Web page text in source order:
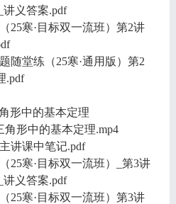
讲义答案.pdf
寒·目标双一流班）第2讲
堂练（25寒·通用版）第2
.pdf
形中的基本定理
形中的基本定理.mp4
讲课中笔记.pdf
寒·目标双一流班）_第3讲
讲义答案.pdf
寒·目标双一流班）第3讲